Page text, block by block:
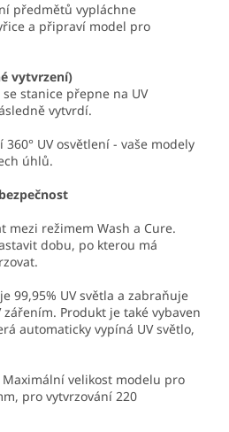
předmětů vypláchne
a připraví model pro
vytvrzení)
stanice přepne na UV
vytvrdí.
UV osvětlení - vaše modely
úhlů.
mezi režimem Wash a Cure.
dobu, po kterou má
99,95% UV světla a zabraňuje
Produkt je také vybaven
automaticky vypíná UV světlo,
Maximální velikost modelu pro
pro vytvrzování 220